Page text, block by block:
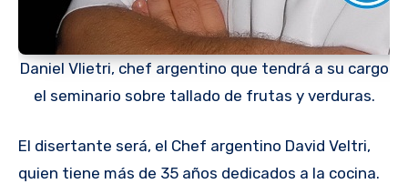
Daniel Vlietri, chef argentino que tendrá a su cargo
el seminario sobre tallado de frutas y verduras.
El disertante será, el Chef argentino David Veltri,
quien tiene más de 35 años dedicados a la cocina.